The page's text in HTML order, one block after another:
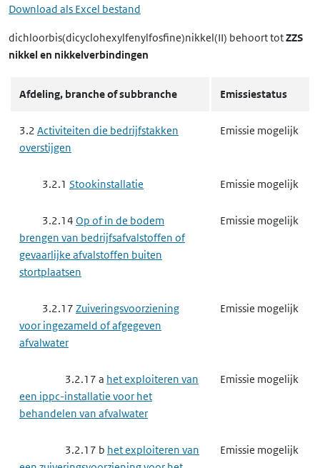
Download als Excel bestand
dichloorbis(dicyclohexylfenylfosfine)nikkel(II) behoort totZZS
nikkel en nikkelverbindingen
Afdeling, branche of subbranche Emissiestatus
3.2 Activiteiten die bedrijfstakken
overstijgen
Emissie mogelijk
3.2.1 Stookinstallatie Emissie mogelijk
3.2.14 Op of in de bodem
brengen van bedrijfsafvalstoffen of
gevaarlijke afvalstoffen buiten
stortplaatsen
Emissie mogelijk
3.2.17 Zuiveringsvoorziening
voor ingezameld of afgegeven
afvalwater
Emissie mogelijk
3.2.17 a het exploiteren van
een ippc-installatie voor het
behandelen van afvalwater
Emissie mogelijk
3.2.17 b het exploiteren van
Emissie mogelijk